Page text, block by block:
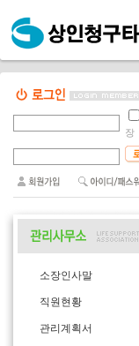
장
소장인사말
직원현황
관리계획서